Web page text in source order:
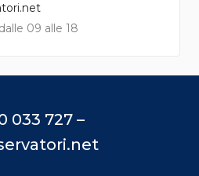
09 alle 18
033 727 –